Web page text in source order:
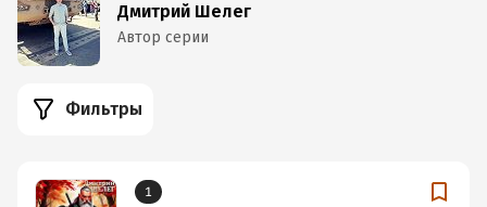
Дмитрий Шелег
Автор серии
Фильтры
1